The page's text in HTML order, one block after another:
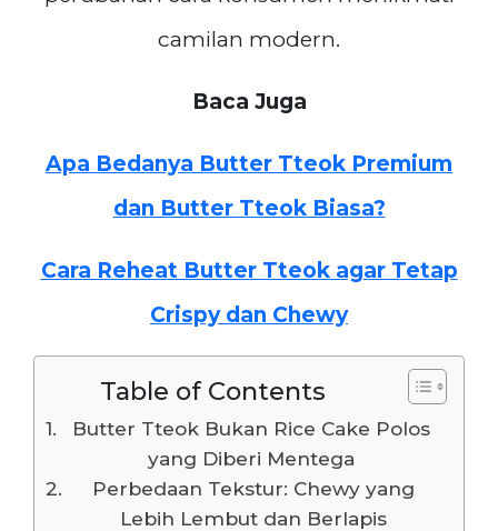
camilan modern.
Baca Juga
Apa Bedanya Butter Tteok Premium
dan Butter Tteok Biasa?
Cara Reheat Butter Tteok agar Tetap
Crispy dan Chewy
Table of Contents
Butter Tteok Bukan Rice Cake Polos
yang Diberi Mentega
Perbedaan Tekstur: Chewy yang
Lebih Lembut dan Berlapis